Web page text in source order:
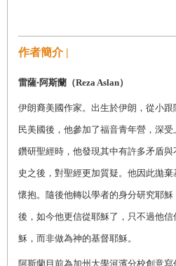
作者簡介 |
雷薩‧阿斯蘭（Reza Aslan）
伊朗裔美國作家。出生於伊朗，從小
民美國後，他參加了福音青年營，深
鑽研聖經時，他發現其中有許多矛盾
史之後，對聖經更加質疑。他因此拋
懷抱。隨後他轉以學者的身分研究耶
後，如今他更信從耶穌了，只不過他
穌，而非做為神的基督耶穌。
阿斯蘭目前為加州大學河濱分校創意寫